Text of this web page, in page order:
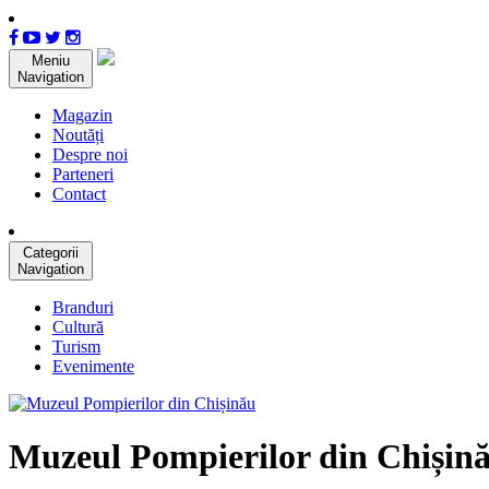
Meniu
Navigation
Magazin
Noutăți
Despre noi
Parteneri
Contact
Categorii
Navigation
Branduri
Cultură
Turism
Evenimente
Muzeul Pompierilor din